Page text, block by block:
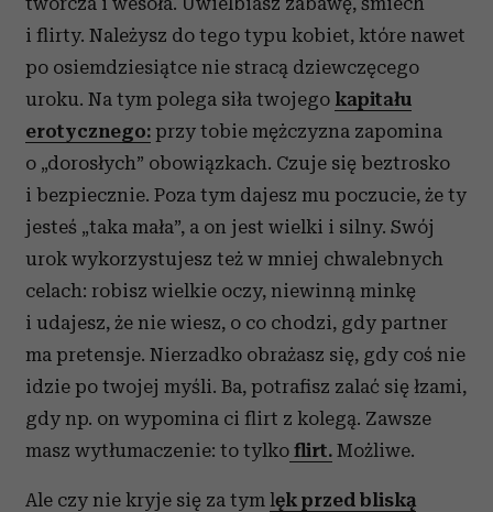
i flirty. Należysz do tego typu kobiet, które nawet
po osiemdziesiątce nie stracą dziewczęcego
uroku. Na tym polega siła twojego kapitału
erotycznego: przy tobie mężczyzna zapomina
o „dorosłych” obowiązkach. Czuje się beztrosko
i bezpiecznie. Poza tym dajesz mu poczucie, że ty
jesteś „taka mała”, a on jest wielki i silny. Swój
urok wykorzystujesz też w mniej chwalebnych
celach: robisz wielkie oczy, niewinną minkę
i udajesz, że nie wiesz, o co chodzi, gdy partner
ma pretensje. Nierzadko obrażasz się, gdy coś nie
idzie po twojej myśli. Ba, potrafisz zalać się łzami,
gdy np. on wypomina ci flirt z kolegą. Zawsze
masz wytłumaczenie: to tylko flirt. Możliwe.
Ale czy nie kryje się za tym lęk przed bliską